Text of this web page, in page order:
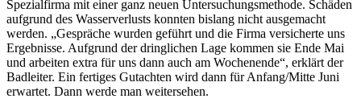
Spezialfirma mit einer ganz neuen Untersuchungsmethode. Schäden
aufgrund des Wasserverlusts konnten bislang nicht ausgemacht
werden. „Gespräche wurden geführt und die Firma versicherte uns
Ergebnisse. Aufgrund der dringlichen Lage kommen sie Ende Mai
und arbeiten extra für uns dann auch am Wochenende“, erklärt der
Badleiter. Ein fertiges Gutachten wird dann für Anfang/Mitte Juni
erwartet. Dann werde man weitersehen.